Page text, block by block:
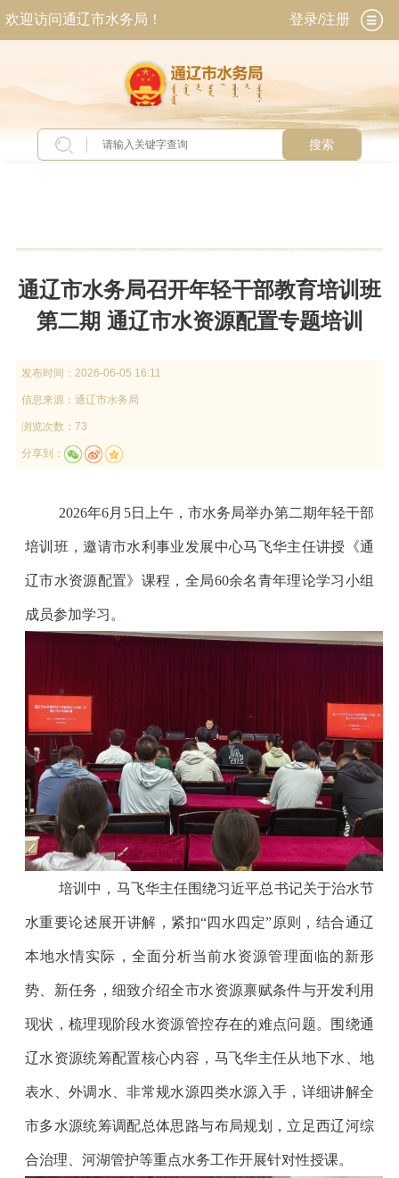
欢迎访问通辽市水务局！ 登录/注册
搜索
通辽市水务局召开年轻干部教育培训班
第二期 通辽市水资源配置专题培训
发布时间： 2026-06-05 16:11
信息来源： 通辽市水务局
浏览次数：73
分享到：
2026年6月5日上午，市水务局举办第二期年轻干部
培训班，邀请市水利事业发展中心马飞华主任讲授《通
辽市水资源配置》课程，全局60余名青年理论学习小组
成员参加学习。
培训中，马飞华主任围绕习近平总书记关于治水节
水重要论述展开讲解，紧扣“四水四定”原则，结合通辽
本地水情实际，全面分析当前水资源管理面临的新形
势、新任务，细致介绍全市水资源禀赋条件与开发利用
现状，梳理现阶段水资源管控存在的难点问题。围绕通
辽水资源统筹配置核心内容，马飞华主任从地下水、地
表水、外调水、非常规水源四类水源入手，详细讲解全
市多水源统筹调配总体思路与布局规划，立足西辽河综
合治理、河湖管护等重点水务工作开展针对性授课。